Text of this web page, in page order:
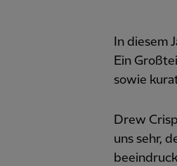
In diesem
Ein
sowie
Drew
uns sehr,